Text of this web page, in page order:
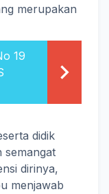
merupakan
19
didik
semangat
dirinya,
menjawab